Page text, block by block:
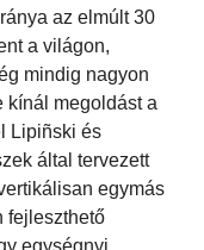
az elmúlt 30
a világon,
mindig nagyon
kínál megoldást a
Lipiñski és
által tervezett
egymás
fejleszthető
egységnyi